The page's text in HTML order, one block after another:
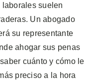
suelen
Un abogado
su representante
ahogar sus penas
cuánto y cómo le
preciso a la hora